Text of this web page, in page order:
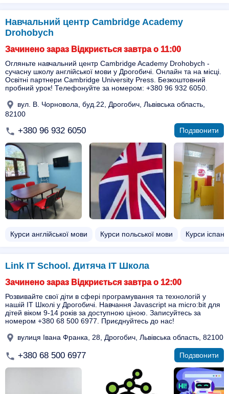
Навчальний центр Cambridge Academy
Drohobych
Зачинено зараз Відкриється завтра о 11:00
Огляньте навчальний центр Cambridge Academy Drohobych -
сучасну школу англійської мови у Дрогобичі. Онлайн та на місці.
Освітні партнери Cambridge University Press. Безкоштовний
пробний урок! Телефонуйте за номером: +380 96 932 6050.
вул. В. Чорновола, буд.22, Дрогобич, Львівська область,
82100
+380 96 932 6050 Подзвонити
Курси англійської мови Курси польської мови Курси
Link IT School. Дитяча ІТ Школа
Зачинено зараз Відкриється завтра о 12:00
Розвивайте свої діти в сфері програмування та технологій у
нашій ІТ Школі у Дрогобичі. Навчання Javascript на micro:bit для
дітей віком 9-14 років за доступною ціною. Записуйтесь за
номером +380 68 500 6977. Приєднуйтесь до нас!
вулиця Івана Франка, 28, Дрогобич, Львівська область, 82100
+380 68 500 6977 Подзвонити